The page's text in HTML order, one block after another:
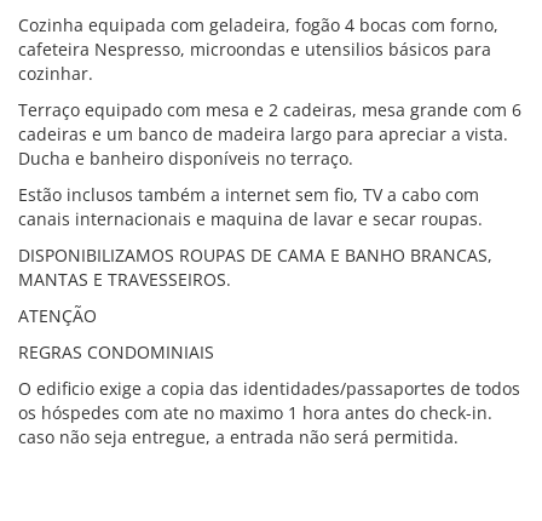
Cozinha equipada com geladeira, fogão 4 bocas com forno,
cafeteira Nespresso, microondas e utensilios básicos para
cozinhar.
Terraço equipado com mesa e 2 cadeiras, mesa grande com 6
cadeiras e um banco de madeira largo para apreciar a vista.
Ducha e banheiro disponíveis no terraço.
Estão inclusos também a internet sem fio, TV a cabo com
canais internacionais e maquina de lavar e secar roupas.
DISPONIBILIZAMOS ROUPAS DE CAMA E BANHO BRANCAS,
MANTAS E TRAVESSEIROS.
ATENÇÃO
REGRAS CONDOMINIAIS
O edificio exige a copia das identidades/passaportes de todos
os hóspedes com ate no maximo 1 hora antes do check-in.
caso não seja entregue, a entrada não será permitida.